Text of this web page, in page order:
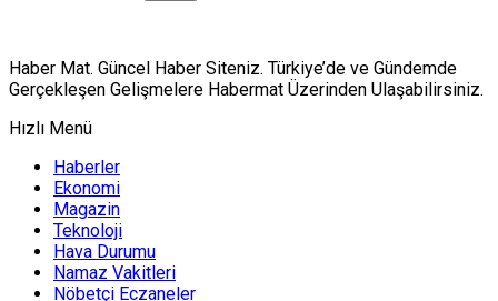
Haber Mat. Güncel Haber Siteniz. Türkiye’de ve Gündemde
Gerçekleşen Gelişmelere Habermat Üzerinden Ulaşabilirsiniz.
Hızlı Menü
Haberler
Ekonomi
Magazin
Teknoloji
Hava Durumu
Namaz Vakitleri
Nöbetçi Eczaneler